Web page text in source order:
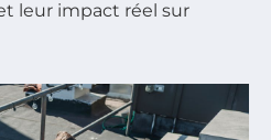
leur impact réel sur